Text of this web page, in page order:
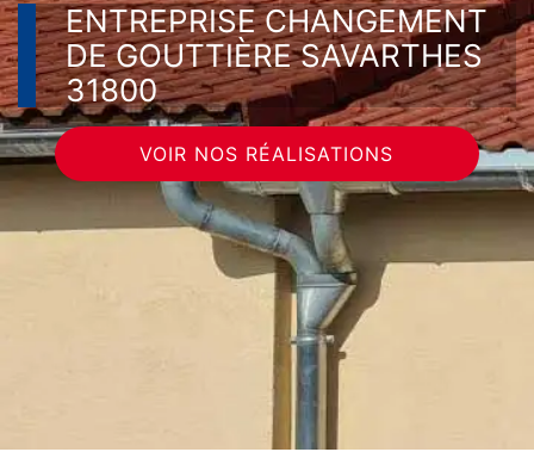
ENTREPRISE CHANGEMENT
DE GOUTTIÈRE SAVARTHES
31800
VOIR NOS RÉALISATIONS